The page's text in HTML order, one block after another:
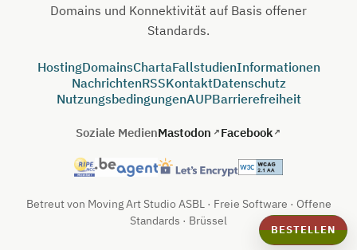
BESTELLEN
Domains und Konnektivität auf Basis offener
Standards.
HostingDomainsChartaFallstudienInformationen
NachrichtenRSSKontaktDatenschutz
NutzungsbedingungenAUPBarrierefreiheit
Soziale MedienMastodon Facebook
Betreut von Moving Art Studio ASBL · Freie Software · Offene
Standards · Brüssel